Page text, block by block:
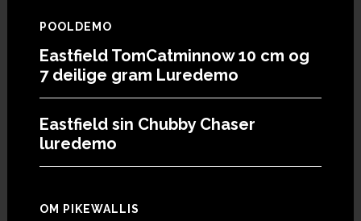
POOLDEMO
Eastfield TomCatminnow 10 cm og
7 deilige gram Luredemo
Eastfield sin Chubby Chaser
luredemo
OM PIKEWALLIS